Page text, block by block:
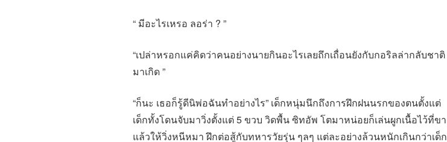
“ มีอะไรเหรอ ลอร่า ? ”
“เปล่าหรอกแค่คิดว่าคนอย่างนายกินอะไรเลยถึกเถื่อนยังกับกอริลล่ากลับชาติ
มาเกิด ”
“ก็นะ เธอก็รู้ดีนิพ่อฉันทำอย่างไร” เด็กหนุ่มนึกถึงการฝึกฝนนรกของตนตั้งแต่
เด็กทั้งโดนจับมาวิ่งตั้งแต่ 5 ขวบ วิดพื้น ซิทอัพ โตมาหน่อยก็เล่นผูกเนื้อไว้ที่ขา
แล้วให้วิ่งหนีหมา ฝึกต่อสู้กับทหารวัยรุ่น ๆลๆ แต่ละอย่างล้วนหนักเกินกว่าเด็ก